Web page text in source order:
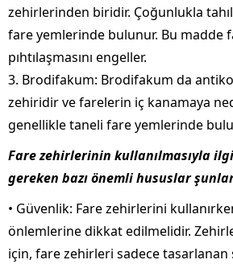
zehirlerinden biridir. Çoğunlukla
fare yemlerinde bulunur. Bu madde
pıhtılaşmasını engeller.
3. Brodifakum: Brodifakum da
zehiridir ve farelerin iç kanamaya
genellikle taneli fare yemlerinde
Fare zehirlerinin kullanılmasıyla
gereken bazı önemli hususlar
• Güvenlik: Fare zehirlerini
önlemlerine dikkat edilmelidir.
için, fare zehirleri sadece tasarlanan